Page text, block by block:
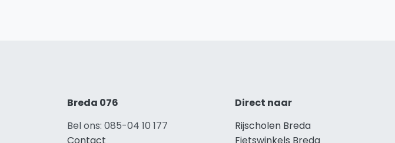
Breda 076
Bel ons: 085-04 10 177
Direct naar
Rijscholen Breda